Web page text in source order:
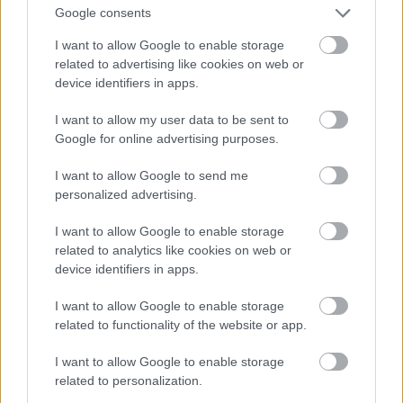
Google consents
I want to allow Google to enable storage
related to advertising like cookies on web or
device identifiers in apps.
I want to allow my user data to be sent to
Google for online advertising purposes.
I want to allow Google to send me
personalized advertising.
I want to allow Google to enable storage
related to analytics like cookies on web or
device identifiers in apps.
I want to allow Google to enable storage
related to functionality of the website or app.
I want to allow Google to enable storage
related to personalization.
TFNRSH:Book Of Circles
2023-as debütlemezük óta
nagy kedvencem, majdnem sikerült eljutni egy
koncertjükre Németországba. A
előző album útját követi, még jobban kitágítja a
határokat, nincs más dolgunk, mint elengedni
magunkat és élvezni a néha durva, néha